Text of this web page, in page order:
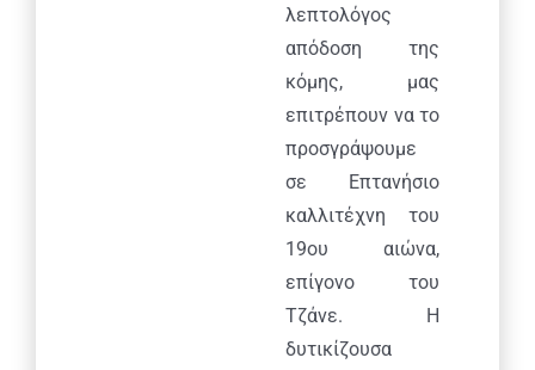
λεπτολόγος
απόδοση της
κόμης, μας
επιτρέπουν να το
προσγράψουμε
σε Επτανήσιο
καλλιτέχνη του
19ου αιώνα,
επίγονο του
Τζάνε. Η
δυτικίζουσα